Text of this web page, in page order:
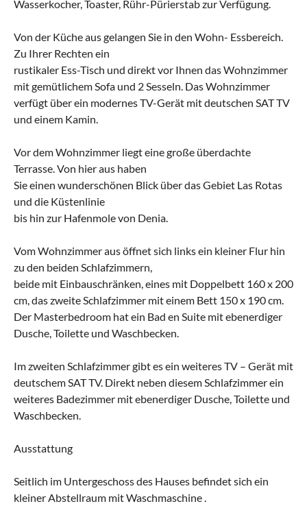
Wasserkocher, Toaster, Rühr-Pürierstab zur Verfügung.
Von der Küche aus gelangen Sie in den Wohn- Essbereich.
Zu Ihrer Rechten ein
rustikaler Ess-Tisch und direkt vor Ihnen das Wohnzimmer
mit gemütlichem Sofa und 2 Sesseln. Das Wohnzimmer
verfügt über ein modernes TV-Gerät mit deutschen SAT TV
und einem Kamin.
Vor dem Wohnzimmer liegt eine große überdachte
Terrasse. Von hier aus haben
Sie einen wunderschönen Blick über das Gebiet Las Rotas
und die Küstenlinie
bis hin zur Hafenmole von Denia.
Vom Wohnzimmer aus öffnet sich links ein kleiner Flur hin
zu den beiden Schlafzimmern,
beide mit Einbauschränken, eines mit Doppelbett 160 x 200
cm, das zweite Schlafzimmer mit einem Bett 150 x 190 cm.
Der Masterbedroom hat ein Bad en Suite mit ebenerdiger
Dusche, Toilette und Waschbecken.
Im zweiten Schlafzimmer gibt es ein weiteres TV – Gerät mit
deutschem SAT TV. Direkt neben diesem Schlafzimmer ein
weiteres Badezimmer mit ebenerdiger Dusche, Toilette und
Waschbecken.
Ausstattung
Seitlich im Untergeschoss des Hauses befindet sich ein
kleiner Abstellraum mit Waschmaschine .